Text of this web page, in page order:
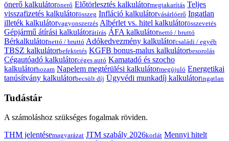
önerő kalkulátorönerő Előtörlesztés kalkulátormegtakarítás Teljes
visszafizetés kalkulátorösszeg Infláció kalkulátorvásárlóerő Ingatlan
illeték kalkulátorvagyonszerzés Albérlet vs. hitel kalkulátorösszevetés
Gépjármű átírási kalkulátorátírás ÁFA kalkulátornettó / bruttó
Bérkalkulátornettó / bruttó Adókedvezmény kalkulátorcsaládi / egyéb
TBSZ kalkulátorbefektetés KGFB bonus-malus kalkulátorbesorolás
Cégautóadó kalkulátorcéges autó Kamatadó és szocho
kalkulátorhozam Napelem megtérülési kalkulátormegújuló Energetikai
tanúsítvány kalkulátorbecsült díj Ügyvédi munkadíj kalkulátoringatlan
Tudástár
A számoláshoz szükséges fogalmak röviden.
THM jelentésemagyarázat JTM szabály 2026korlát Mennyi hitelt